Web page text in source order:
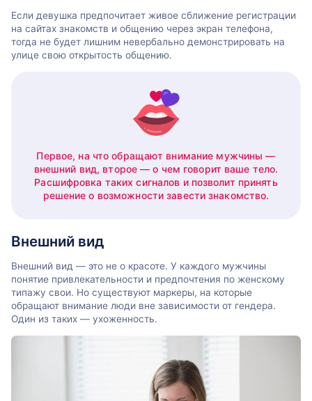
Если девушка предпочитает живое сближение регистрации
на сайтах знакомств и общению через экран телефона,
тогда не будет лишним невербально демонстрировать на
улице свою открытость общению.
Первое, на что обращают внимание мужчины —
внешний вид, второе — о чем говорит ваше тело.
Расшифровка таких сигналов и позволит принять
решение о возможности завести знакомство.
Внешний вид
Внешний вид — это не о красоте. У каждого мужчины
понятие привлекательности и предпочтения по женскому
типажу свои. Но существуют маркеры, на которые
обращают внимание люди вне зависимости от гендера.
Один из таких — ухоженность.